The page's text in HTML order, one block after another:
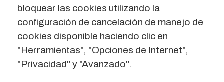
bloquear las cookies utilizando la
configuración de cancelación de manejo de
cookies disponible haciendo clic en
"Herramientas", "Opciones de Internet",
"Privacidad" y "Avanzado".